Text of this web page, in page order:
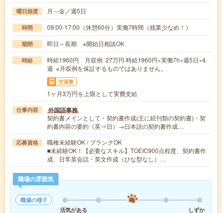
曜日頻度 月～金／週5日
時間 09:00-17:00（休憩60分）実働7時間（残業少なめ！）
期間 即日～長期 ※開始日相談OK
時給
時給1960円 月収例 27万円 時給1960円×実働7h×週5日×4
週 ※月収例を保証するものではありません。
交通費
1ヶ月3万円を上限として実費支給
仕事内容 外国語事務
契約書メインとして・契約書作成(主に続刊類の契約書)・契
約書内容の要約（英⇒日）→日本語の契約書作成…
応募資格
職種未経験OK / ブランクOK
■未経験OK！【必要なスキル】TOEIC900点程度、契約書作
成、日常英会話・英文作成（ひな型なし）…
職場の雰囲気
職場の様子
活気がある
しずか